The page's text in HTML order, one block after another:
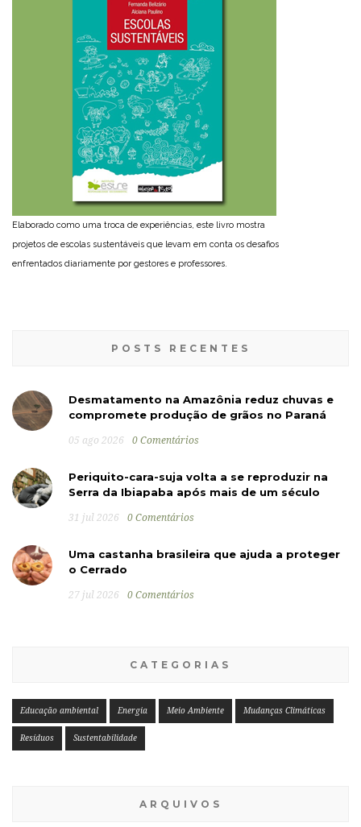
Elaborado como uma troca de experiências, este livro mostra
projetos de escolas sustentáveis que levam em conta os desafios
enfrentados diariamente por gestores e professores.
POSTS RECENTES
Desmatamento na Amazônia reduz chuvas e
compromete produção de grãos no Paraná
05 ago 2026 0 Comentários
Periquito-cara-suja volta a se reproduzir na
Serra da Ibiapaba após mais de um século
31 jul 2026 0 Comentários
Uma castanha brasileira que ajuda a proteger
o Cerrado
27 jul 2026 0 Comentários
CATEGORIAS
Educação ambiental Energia Meio Ambiente Mudanças Climáticas
Resíduos Sustentabilidade
ARQUIVOS